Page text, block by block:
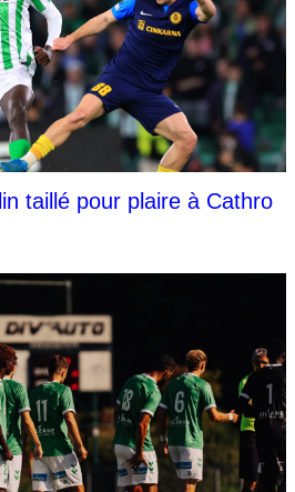
taillé pour plaire à Cathro